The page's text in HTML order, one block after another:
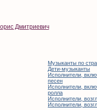
Дмитриевич
Музыканты по
Дети-музыканты
Исполнители,
песен
Исполнители,
ролла
Исполнители,
Исполнители,